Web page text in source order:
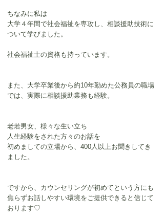
ちなみに私は
大学４年間で社会福祉を専攻し、相談援助技術に
ついて学びました。
社会福祉士の資格も持っています。
また、大学卒業後から約10年勤めた公務員の職場
では、実際に相談援助業務も経験。
老若男女、様々な生い立ち
人生経験をされた方々のお話を
初めましての立場から、400人以上お聞きしてき
ました。
ですから、カウンセリングが初めてという方にも
焦らずお話しやすい環境をご提供できると信じて
おります♡